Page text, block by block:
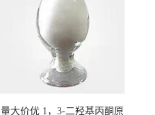
量大价优 1，3-二羟基丙酮原